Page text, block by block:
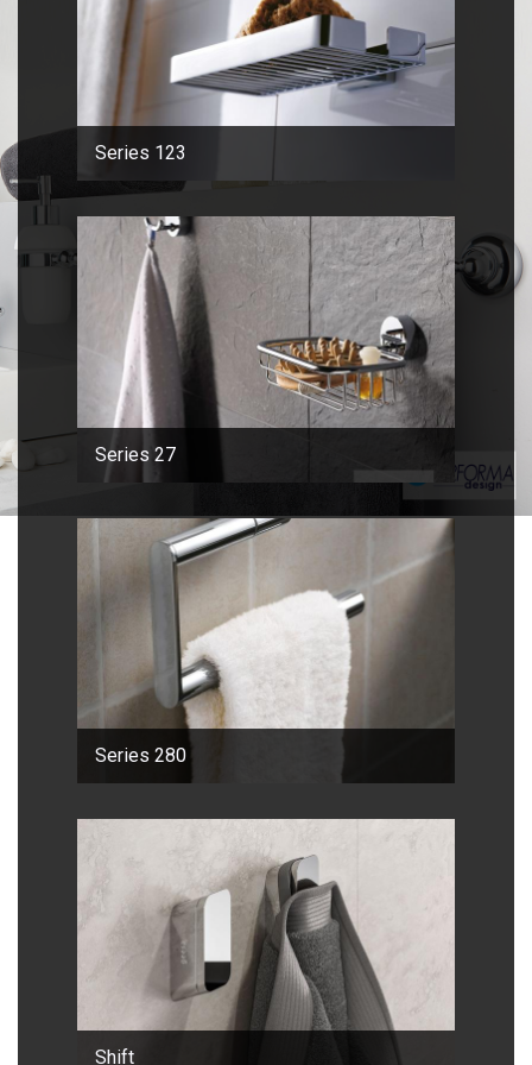
Series 123
Series 27
Series 280
Shift